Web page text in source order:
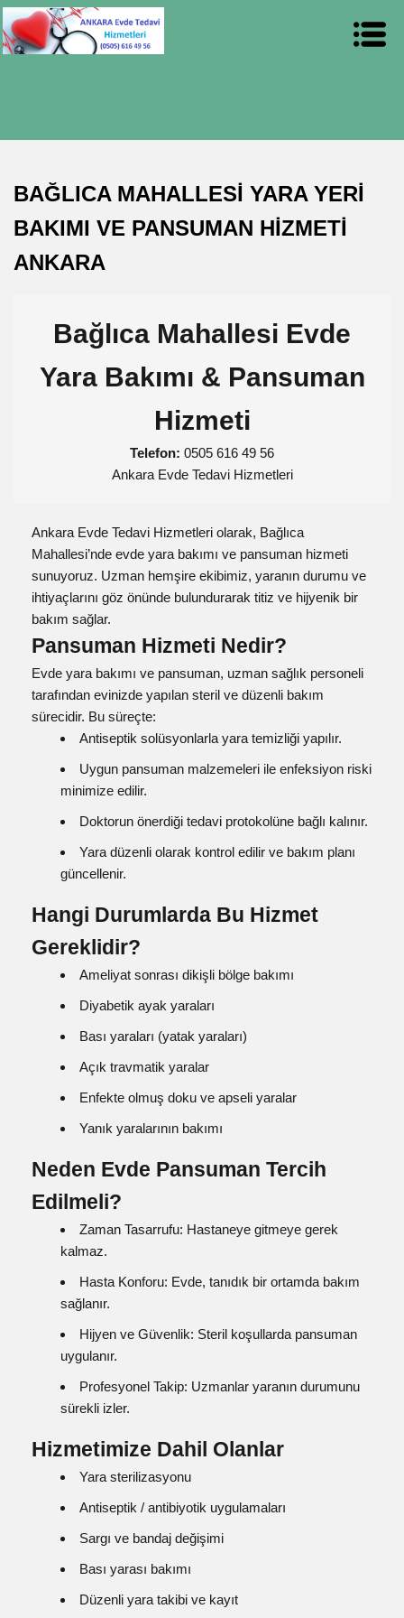
BAĞLICA MAHALLESİ YARA YERİ
BAKIMI VE PANSUMAN HİZMETİ
ANKARA
Bağlıca Mahallesi Evde
Yara Bakımı & Pansuman
Hizmeti
Telefon: 0505 616 49 56
Ankara Evde Tedavi Hizmetleri
Ankara Evde Tedavi Hizmetleri olarak, Bağlıca
Mahallesi’nde evde yara bakımı ve pansuman hizmeti
sunuyoruz. Uzman hemşire ekibimiz, yaranın durumu ve
ihtiyaçlarını göz önünde bulundurarak titiz ve hijyenik bir
bakım sağlar.
Pansuman Hizmeti Nedir?
Evde yara bakımı ve pansuman, uzman sağlık personeli
tarafından evinizde yapılan steril ve düzenli bakım
sürecidir. Bu süreçte:
Antiseptik solüsyonlarla yara temizliği yapılır.
Uygun pansuman malzemeleri ile enfeksiyon riski
minimize edilir.
Doktorun önerdiği tedavi protokolüne bağlı kalınır.
Yara düzenli olarak kontrol edilir ve bakım planı
güncellenir.
Hangi Durumlarda Bu Hizmet
Gereklidir?
Ameliyat sonrası dikişli bölge bakımı
Diyabetik ayak yaraları
Bası yaraları (yatak yaraları)
Açık travmatik yaralar
Enfekte olmuş doku ve apseli yaralar
Yanık yaralarının bakımı
Neden Evde Pansuman Tercih
Edilmeli?
Zaman Tasarrufu: Hastaneye gitmeye gerek
kalmaz.
Hasta Konforu: Evde, tanıdık bir ortamda bakım
sağlanır.
Hijyen ve Güvenlik: Steril koşullarda pansuman
uygulanır.
Profesyonel Takip: Uzmanlar yaranın durumunu
sürekli izler.
Hizmetimize Dahil Olanlar
Yara sterilizasyonu
Antiseptik / antibiyotik uygulamaları
Sargı ve bandaj değişimi
Bası yarası bakımı
Düzenli yara takibi ve kayıt